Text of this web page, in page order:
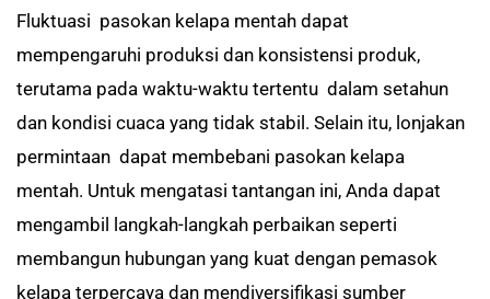
Fluktuasi pasokan kelapa mentah dapat
mempengaruhi produksi dan konsistensi produk,
terutama pada waktu-waktu tertentu dalam setahun
dan kondisi cuaca yang tidak stabil. Selain itu, lonjakan
permintaan dapat membebani pasokan kelapa
mentah. Untuk mengatasi tantangan ini, Anda dapat
mengambil langkah-langkah perbaikan seperti
membangun hubungan yang kuat dengan pemasok
kelapa terpercaya dan mendiversifikasi sumber